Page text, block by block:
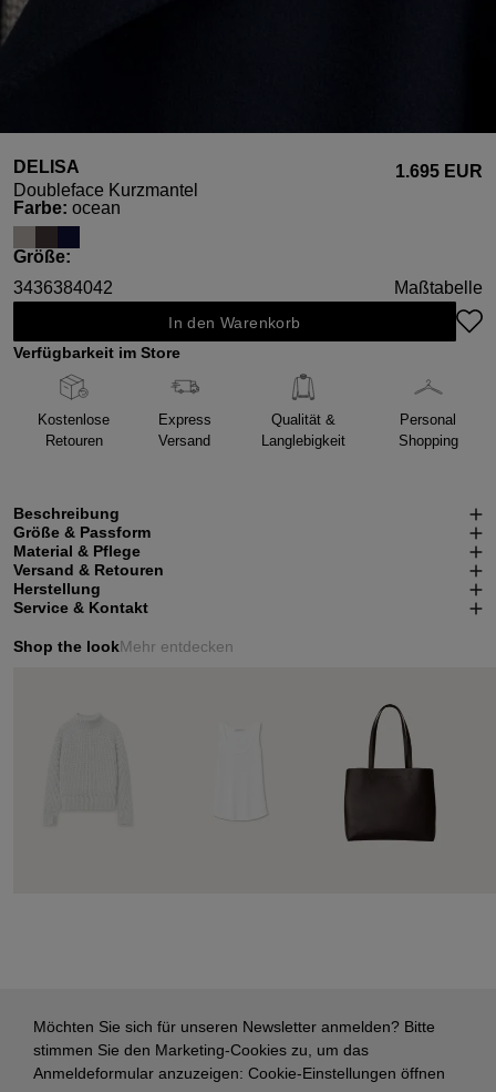
DELISA
Doubleface Kurzmantel
1.695 EUR
Farbeauswählen
: ocean
Größeauswählen
:
3436384042 Maßtabelle
In den Warenkorb
Verfügbarkeit im Store
Kostenlose
Retouren
Express
Versand
Qualität &
Langlebigkeit
Personal
Shopping
Beschreibung
Größe & Passform
Material & Pflege
Versand & Retouren
Herstellung
Service & Kontakt
Shop the lookMehr entdecken
Möchten Sie sich für unseren Newsletter anmelden? Bitte
stimmen Sie den Marketing-Cookies zu, um das
Anmeldeformular anzuzeigen: Cookie-Einstellungen öffnen